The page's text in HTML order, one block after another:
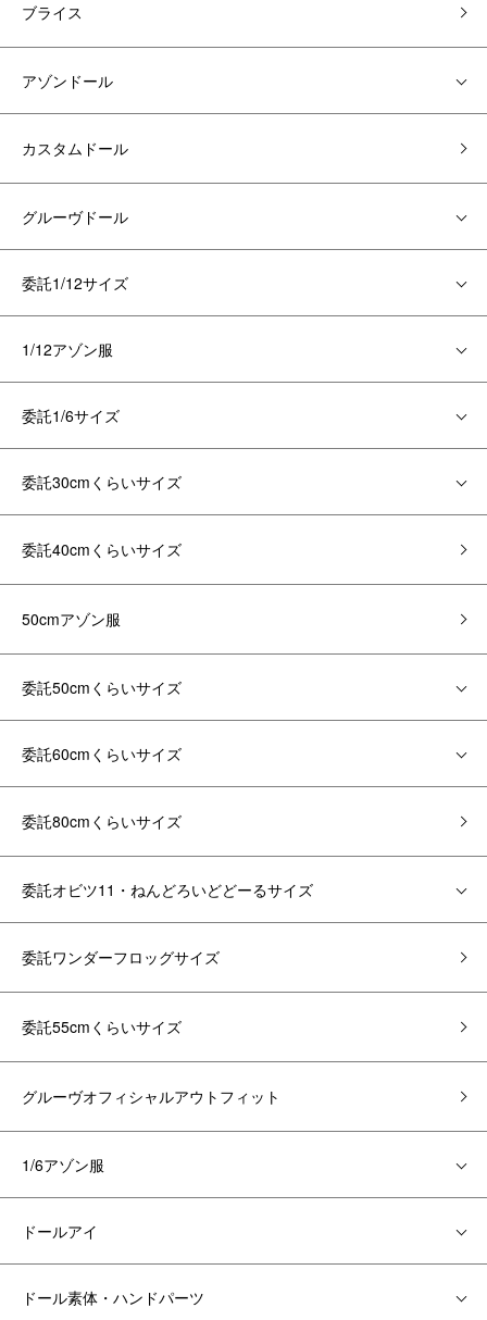
ブライス
アゾンドール
カスタムドール
グルーヴドール
委託1/12サイズ
1/12アゾン服
委託1/6サイズ
委託30cmくらいサイズ
委託40cmくらいサイズ
50cmアゾン服
委託50cmくらいサイズ
委託60cmくらいサイズ
委託80cmくらいサイズ
委託オビツ11・ねんどろいどどーるサイズ
委託ワンダーフロッグサイズ
委託55cmくらいサイズ
グルーヴオフィシャルアウトフィット
1/6アゾン服
ドールアイ
ドール素体・ハンドパーツ